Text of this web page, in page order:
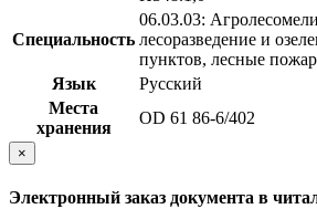
Специальность
06.03.03:
лесоразведение и
пунктов, лесные
Язык
Русский
Места
хранения
OD 61 86-6/402
×
Электронный заказ документа в